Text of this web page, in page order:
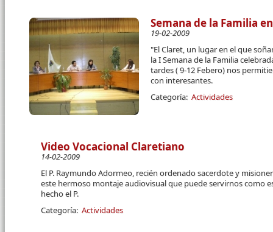
Semana de la Familia
19-02-2009
"El Claret, un lugar en el que
la I Semana de la Familia
tardes ( 9-12 Febero) nos
con interesantes.
Categoría: Actividades
Video Vocacional Claretiano
14-02-2009
El P. Raymundo Adormeo, recién ordenado sacerdote y
este hermoso montaje audiovisual que puede servirnos como
hecho el P.
Categoría: Actividades